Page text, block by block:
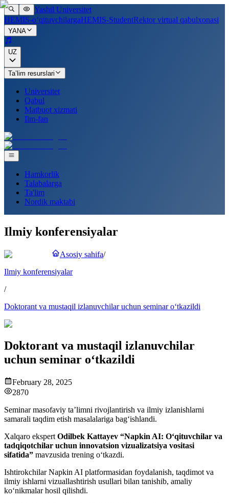
Yashil Universitet
HEMIS-o‘qituvchilargaHEMIS-StudentRektor virtual qabulxonasi
YANA
UZ
Ta’lim resurslari
Universitet
Qabul
Matbuot xizmati
Ilm-fan
Hamkorlik
Talabalarga
Ta'lim
Nordik maktabi
Ilmiy konferensiyalar
Asosiy sahifa/
Ilmiy konferensiyalar
/
Doktorant va mustaqil izlanuvchilar uchun seminar o‘tkazildi
Doktorant va mustaqil izlanuvchilar
uchun seminar o‘tkazildi
February 28, 2025
2870
Seminar masofaviy ta’limni rivojlantirish va ilmiy izlanishlarni
samarali taqdim etish masalalariga bag‘ishlandi.
Xalqaro ekspert Odilbek Kattayev “Napkin AI: O‘qituvchilar va
tadqiqotchilar uchun innovatsion vizualizatsiya vositasi
sifatida” mavzusida trening o‘tkazdi.
Ishtirokchilar Napkin AI platformasidan foydalanish, taqdimot va
ilmiy ishlarni vizuallashtirish usullari bilan tanishib, amaliy
ko‘nikmalar hosil qilishdi.